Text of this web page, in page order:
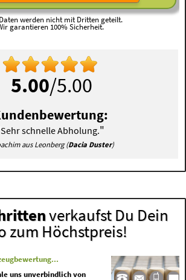
werden nicht mit Dritten geteilt.
garantieren 100% Sicherheit.
5.00/5.00
Sehr schnelle Abholung."
aus Leonberg (Dacia Duster)
verkaufst Du Dein
zum Höchstpreis!
uns unverbindlich von